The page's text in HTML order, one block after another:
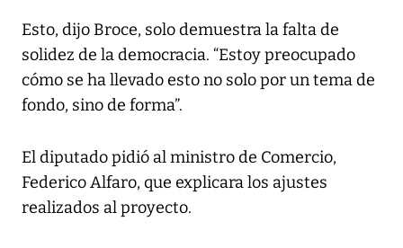
Esto, dijo Broce, solo demuestra la falta de
solidez de la democracia. “Estoy preocupado
cómo se ha llevado esto no solo por un tema de
fondo, sino de forma”.
El diputado pidió al ministro de Comercio,
Federico Alfaro, que explicara los ajustes
realizados al proyecto.